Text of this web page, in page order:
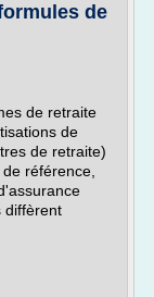
de
de retraite
de
de retraite)
référence,
diffèrent